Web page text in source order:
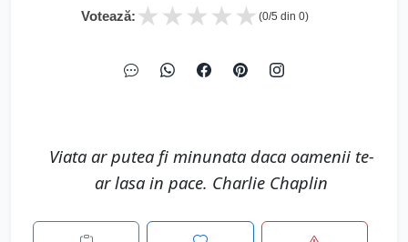
Votează: ★
★
★
★
★ (0/5 din 0)
Viata ar putea fi minunata daca oamenii te-
ar lasa in pace. Charlie Chaplin